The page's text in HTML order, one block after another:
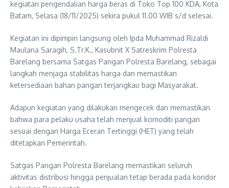
kegiatan pengendalian harga beras di Toko Top 100 KDA, Kota
Batam, Selasa (18/11/2025) sekira pukul 11.00 WIB s/d selesai.
Kegiatan ini dipimpin langsung oleh Ipda Muhammad Rizaldi
Maulana Saragih, S.Tr.K., Kasubnit X Satreskrim Polresta
Barelang bersama Satgas Pangan Polresta Barelang, sebagai
langkah menjaga stabilitas harga dan memastikan
ketersediaan bahan pangan terjangkau bagi Masyarakat.
Adapun kegiatan yang dilakukan mengecek dan memastikan
bahwa para pelaku usaha telah menjual komoditi pangan
sesuai dengan Harga Eceran Tertinggi (HET) yang telah
ditetapkan Pemerintah.
Satgas Pangan Polresta Barelang memastikan seluruh
aktivitas distribusi hingga penjualan tetap berada pada koridor